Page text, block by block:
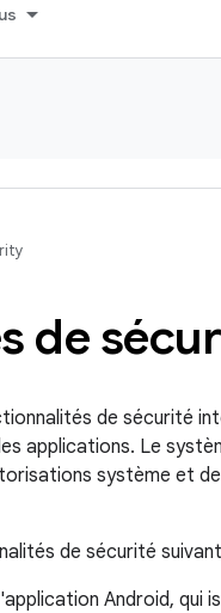
de
de sécurité
applications. Le
système et
de sécurité
Android,